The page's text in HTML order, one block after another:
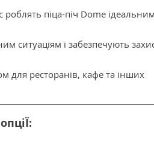
піца-піч Dome ідеальним
ситуаціям і забезпечують
для ресторанів, кафе та інших